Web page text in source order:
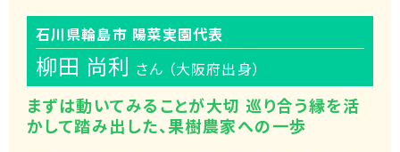
石川県輪島市 陽菜実園代表
柳田 尚利 さん （大阪府出身）
まずは動いてみることが大切 巡り合う縁を活
かして踏み出した、果樹農家への一歩